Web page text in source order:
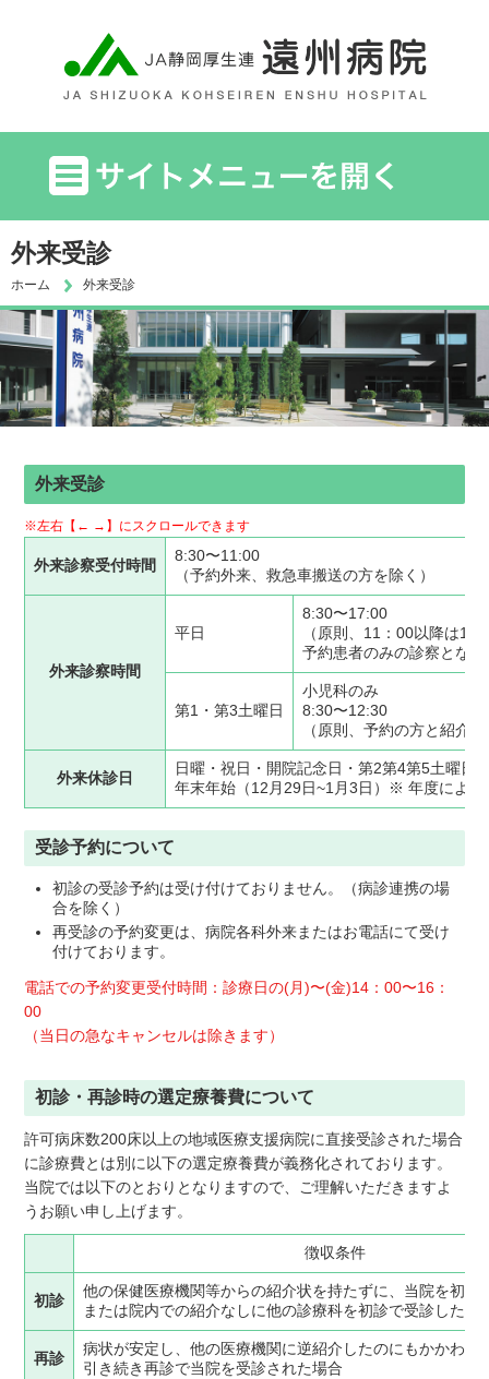
外来受診
ホーム 外来受診
外来受診
※左右【← →】にスクロールできます
外来診察受付時間
8:30〜11:00
（予約外来、救急車搬送の方を除く）
外来診察時間
平日
8:30〜17:00
（原則、11：00以降は11
予約患者のみの診察とな
第1・第3土曜日
小児科のみ
8:30〜12:30
（原則、予約の方と紹介
外来休診日
日曜・祝日・開院記念日・第2第4第5土曜日
年末年始（12月29日~1月3日）※ 年度によ
受診予約について
初診の受診予約は受け付けておりません。（病診連携の場
合を除く）
再受診の予約変更は、病院各科外来またはお電話にて受け
付けております。
電話での予約変更受付時間：診療日の(月)〜(金)14：00〜16：
00
（当日の急なキャンセルは除きます）
初診・再診時の選定療養費について
許可病床数200床以上の地域医療支援病院に直接受診された場合
に診療費とは別に以下の選定療養費が義務化されております。
当院では以下のとおりとなりますので、ご理解いただきますよ
うお願い申し上げます。
徴収条件
初診
他の保健医療機関等からの紹介状を持たずに、当院を初診
または院内での紹介なしに他の診療科を初診で受診した場
再診
病状が安定し、他の医療機関に逆紹介したのにもかかわら
引き続き再診で当院を受診された場合